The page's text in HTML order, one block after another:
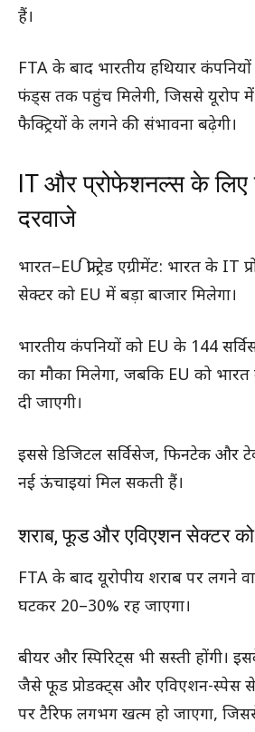
हैं।
FTA के बाद भारतीय हथियार
फंड्स तक पहुंच मिलेगी, जिससे यूरोप में
फैक्ट्रियों के लगने की संभावना बढ़ेगी।
IT और प्रोफेशनल्स के
दरवाजे
भारत–EU फ्री ट्रेड एग्रीमेंट: भारत के
सेक्टर को EU में बड़ा बाजार मिलेगा।
भारतीय कंपनियों को EU के 144
का मौका मिलेगा, जबकि EU को भारत
दी जाएगी।
इससे डिजिटल सर्विसेज, फिनटेक और
नई ऊंचाइयां मिल सकती हैं।
शराब, फूड और एविएशन सेक्टर को
FTA के बाद यूरोपीय शराब पर लगने
घटकर 20–30% रह जाएगा।
बीयर और स्पिरिट्स भी सस्ती होंगी।
जैसे फूड प्रोडक्ट्स और एविएशन-स्पेस
पर टैरिफ लगभग खत्म हो जाएगा,